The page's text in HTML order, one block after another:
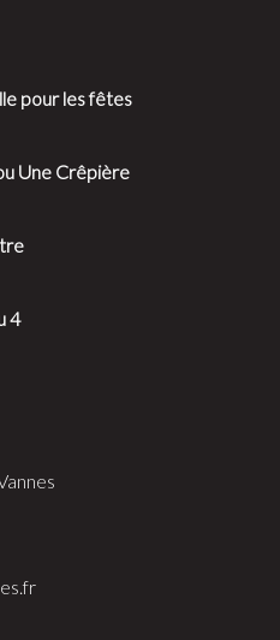
pour les fêtes
Une Crêpière
4